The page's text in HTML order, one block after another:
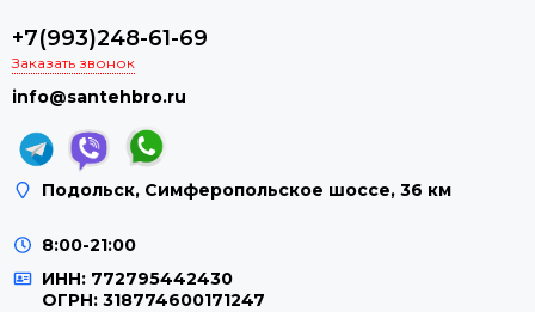
+7(993)248-61-69
Заказать звонок
info@santehbro.ru
Подольск, Симферопольское шоссе, 36 км
8:00-21:00
ИНН: 772795442430
ОГРН: 318774600171247